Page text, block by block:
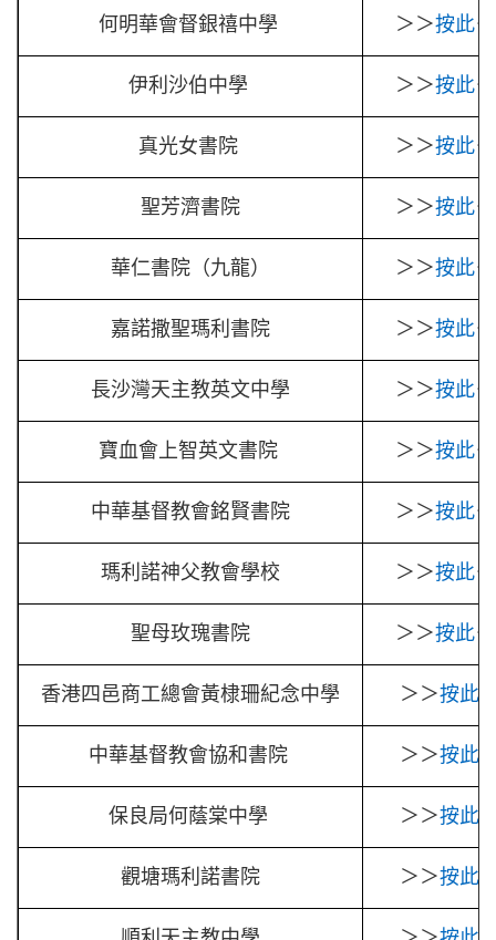
何明華會督銀禧中學 ＞＞按此
伊利沙伯中學 ＞＞按此
真光女書院 ＞＞按此
聖芳濟書院 ＞＞按此
華仁書院（九龍） ＞＞按此
嘉諾撒聖瑪利書院 ＞＞按此
長沙灣天主教英文中學 ＞＞按此
寶血會上智英文書院 ＞＞按此
中華基督教會銘賢書院 ＞＞按此
瑪利諾神父教會學校 ＞＞按此
聖母玫瑰書院 ＞＞按此
香港四邑商工總會黃棣珊紀念中學 ＞＞按此
中華基督教會協和書院 ＞＞按此
保良局何蔭棠中學 ＞＞按此
觀塘瑪利諾書院 ＞＞按此